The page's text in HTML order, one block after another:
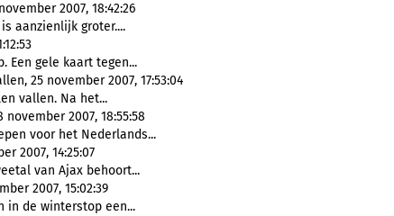
2007, 18:42:26
aanzienlijk groter....
Een gele kaart tegen...
25 november 2007, 17:53:04
vallen. Na het...
november 2007, 18:55:58
voor het Nederlands...
2007, 14:25:07
van Ajax behoort...
2007, 15:02:39
in de winterstop een...